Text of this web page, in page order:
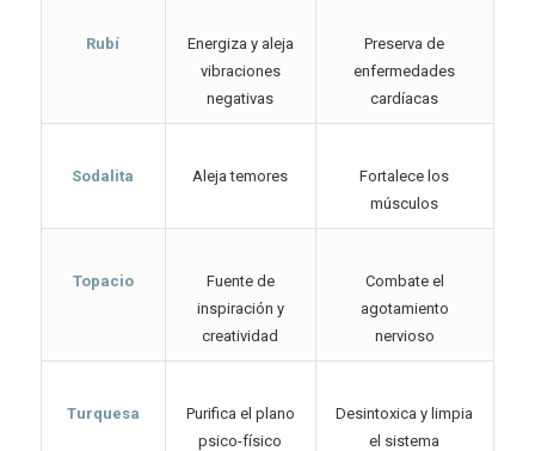
Rubí
Energiza y aleja
vibraciones
negativas
Preserva de
enfermedades
cardíacas
Sodalita Aleja temores
Fortalece los
músculos
Topacio
Fuente de
inspiración y
creatividad
Combate el
agotamiento
nervioso
Turquesa
Purifica el plano
psico-físico
Desintoxica y limpia
el sistema